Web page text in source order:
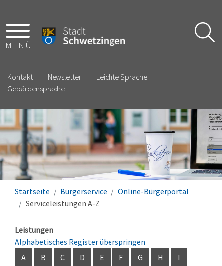
MENÜ
Kontakt Newsletter
Leichte Sprache
Gebärdensprache
Startseite Bürgerservice
Online-Bürgerportal
Serviceleistungen A-Z
Leistungen
Alphabetisches Register überspringen
A
B C D E F G H I